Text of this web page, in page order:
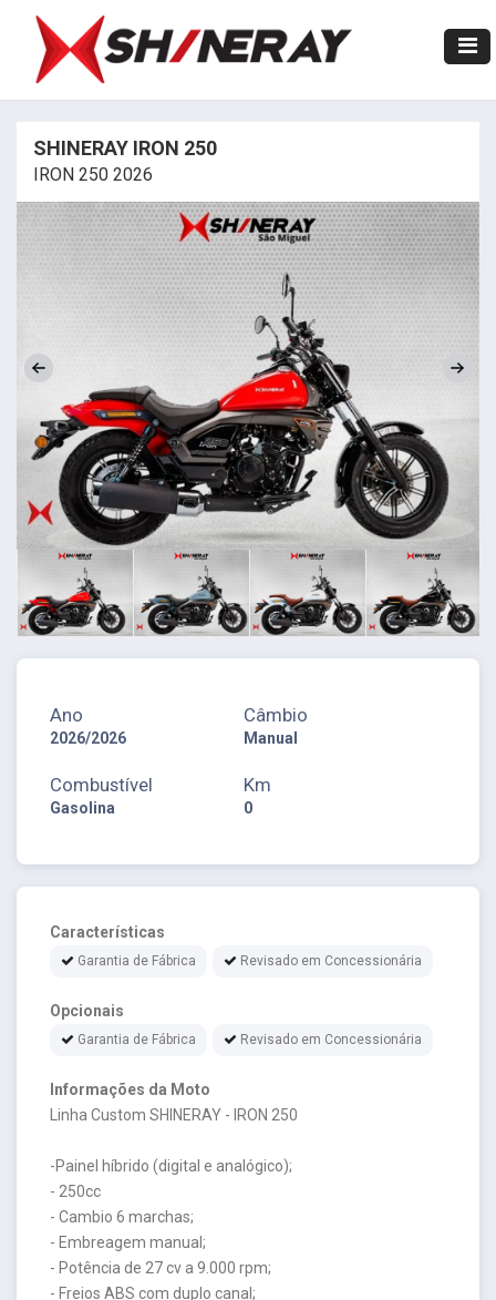
SHINERAY IRON 250
IRON 250 2026
Ano
2026/2026
Câmbio
Manual
Combustível
Gasolina
Km
0
Características
Garantia de Fábrica Revisado em Concessionária
Opcionais
Garantia de Fábrica Revisado em Concessionária
Informações da Moto
Linha Custom SHINERAY - IRON 250
-Painel híbrido (digital e analógico);
- 250cc
- Cambio 6 marchas;
- Embreagem manual;
- Potência de 27 cv a 9.000 rpm;
- Freios ABS com duplo canal;